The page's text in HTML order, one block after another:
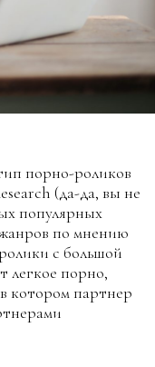
порно-роликов
(да-да, вы не
популярных
по мнению
с большой
легкое порно,
котором партнер